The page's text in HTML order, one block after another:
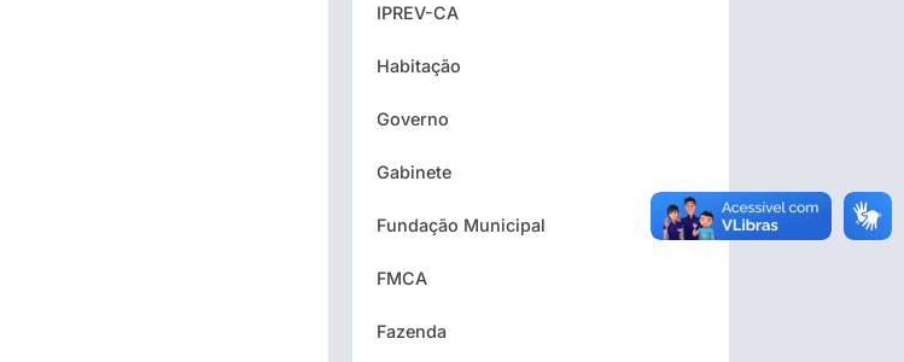
IPREV-CA
Habitação
Governo
Gabinete
Fundação Municipal
FMCA
Fazenda